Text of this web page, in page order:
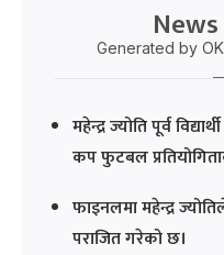
Generated by
महेन्द्र ज्योति पूर्व
कप फुटबल
फाइनलमा महेन्द्र
पराजित गरेको छ।